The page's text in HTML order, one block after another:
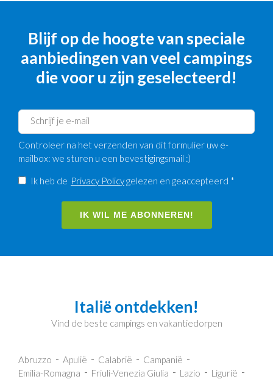
Blijf op de hoogte van speciale
aanbiedingen van veel campings
die voor u zijn geselecteerd!
Controleer na het verzenden van dit formulier uw e-
mailbox: we sturen u een bevestigingsmail :)
Ik heb de Privacy Policygelezen en geaccepteerd *
IK WIL ME ABONNEREN!
Italië ontdekken!
Vind de beste campings en vakantiedorpen
Abruzzo Apulië Calabrië
Campanië
Emilia-Romagna
Friuli-Venezia Giulia Lazio
Ligurië